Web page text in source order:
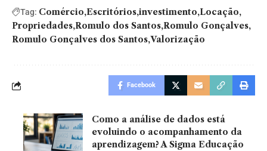
Tag: Comércio Escritórios investimento Locação
Propriedades Romulo dos Santos Romulo Gonçalves
Romulo Gonçalves dos Santos Valorização
Facebook
Como a análise de dados está
evoluindo o acompanhamento da
aprendizagem? A Sigma Educação